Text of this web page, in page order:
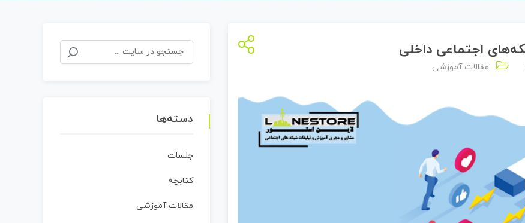
مقالات آموزشی
جستجو
برای:
دسته‌ها
جلسات
کتابچه
مقالات آموزشی